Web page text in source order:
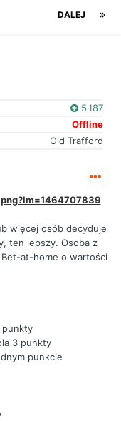
DALEJ
5 187
Offline
Old Trafford
więcej osób decyduje
ten lepszy. Osoba z
at-home o wartości
punkty
3 punkty
punkcie